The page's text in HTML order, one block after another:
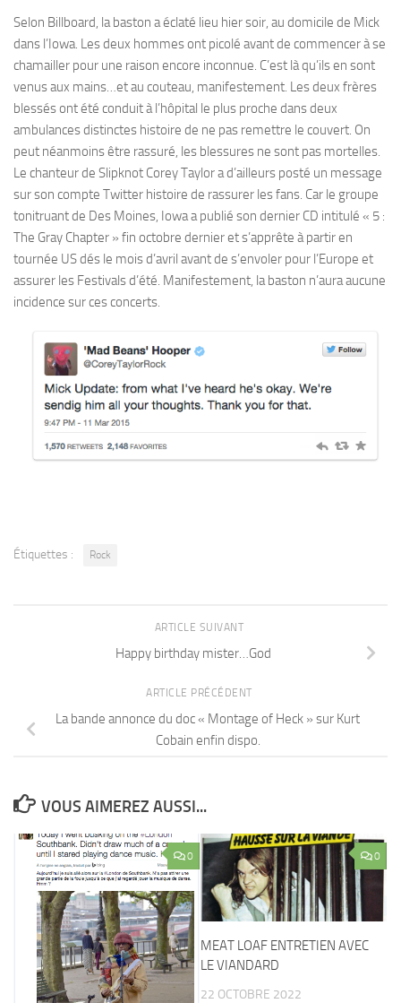
Selon Billboard, la baston a éclaté lieu hier soir, au domicile de Mick
dans l’Iowa. Les deux hommes ont picolé avant de commencer à se
chamailler pour une raison encore inconnue. C’est là qu’ils en sont
venus aux mains…et au couteau, manifestement. Les deux frères
blessés ont été conduit à l’hôpital le plus proche dans deux
ambulances distinctes histoire de ne pas remettre le couvert. On
peut néanmoins être rassuré, les blessures ne sont pas mortelles.
Le chanteur de Slipknot Corey Taylor a d’ailleurs posté un message
sur son compte Twitter histoire de rassurer les fans. Car le groupe
tonitruant de Des Moines, Iowa a publié son dernier CD intitulé « 5 :
The Gray Chapter » fin octobre dernier et s’apprête à partir en
tournée US dés le mois d’avril avant de s’envoler pour l’Europe et
assurer les Festivals d’été. Manifestement, la baston n’aura aucune
incidence sur ces concerts.
Étiquettes : Rock
ARTICLE SUIVANT
Happy birthday mister…God
ARTICLE PRÉCÉDENT
La bande annonce du doc « Montage of Heck » sur Kurt
Cobain enfin dispo.
VOUS AIMEREZ AUSSI...
0 0
MEAT LOAF ENTRETIEN AVEC
LE VIANDARD
22 OCTOBRE 2022